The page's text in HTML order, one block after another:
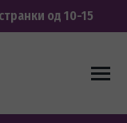
од 10-15